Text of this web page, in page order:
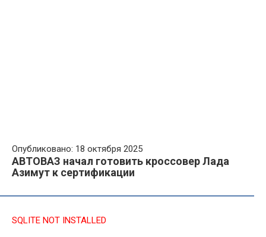
Опубликовано: 18 октября 2025
АВТОВАЗ начал готовить кроссовер Лада
Азимут к сертификации
SQLITE NOT INSTALLED